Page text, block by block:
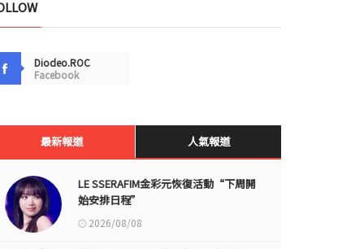
Diodeo.ROC
Facebook
最新報道 人氣報道
LE SSERAFIM金彩元恢復活動“下周開
始安排日程”
2026/08/08